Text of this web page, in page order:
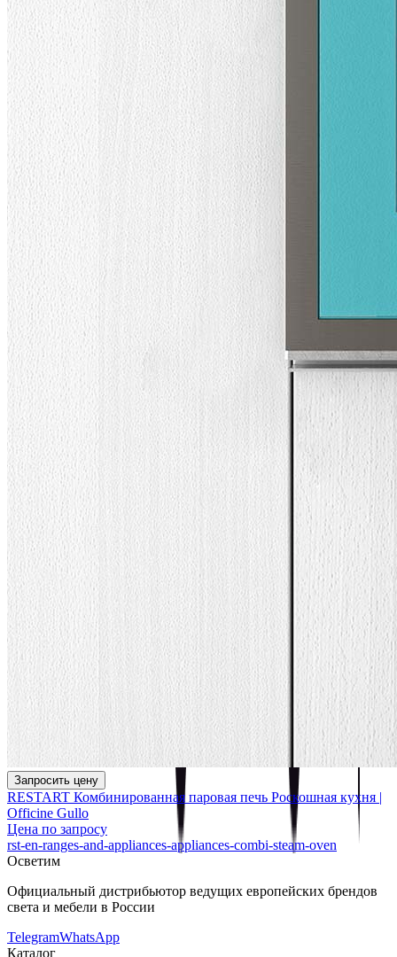
Запросить цену
RESTART Комбинированная паровая печь Роскошная кухня |
Officine Gullo
Цена по запросу
rst-en-ranges-and-appliances-appliances-combi-steam-oven
Осветим
Официальный дистрибьютор ведущих европейских брендов
света и мебели в России
TelegramWhatsApp
Каталог